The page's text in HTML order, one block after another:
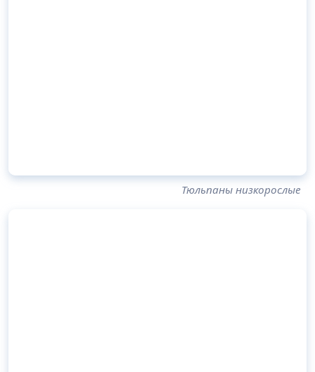
Тюльпаны низкорослые